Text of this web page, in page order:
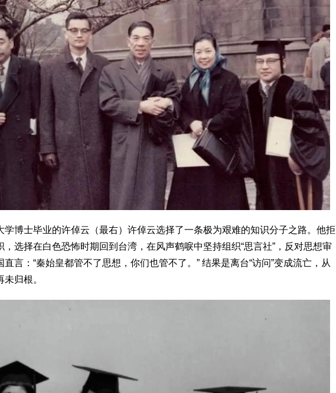
士毕业的许倬云（最右）许倬云选择了一条极为艰难的知识分子之路。他拒
，选择在白色恐怖时期回到台湾，在风声鹤唳中坚持组织“思言社”，反对思想审
言：“秦始皇都管不了思想，你们也管不了。” 结果是离台“访问”变成流亡，从
归根。